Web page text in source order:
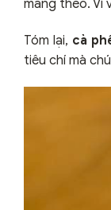
mang theo. Vì
Tóm lại, cà
tiêu chí mà